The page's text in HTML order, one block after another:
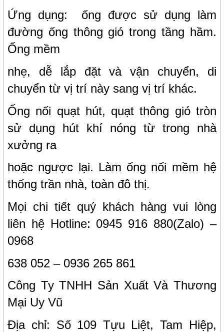
Ứng dụng:
ống được sử dụng làm
đường ống thông gió trong tầng hầm.
Ống mềm
nhẹ, dễ lắp đặt và vận chuyển, di
chuyển từ vị trí này sang vị trí khác.
Ống nối quạt hút, quạt thông gió tròn
sử dụng hút khí nóng từ trong nhà
xưởng ra
hoặc ngược lại. Làm ống nối mềm hệ
thống trần nhà, toàn đô thị.
Mọi chi tiết quý khách hàng vui lòng
liên hệ Hotline: 0945 916 880(Zalo) –
0968
638 052 – 0936 265 861
Công Ty TNHH Sản Xuất Và Thương
Mại Uy Vũ
Địa chỉ: Số 109 Tựu Liệt, Tam Hiệp,